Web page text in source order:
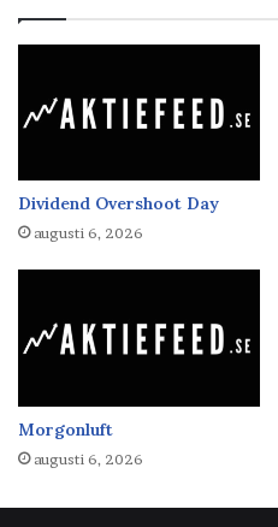
Dividend Overshoot Day
augusti 6, 2026
Morgonluft
augusti 6, 2026